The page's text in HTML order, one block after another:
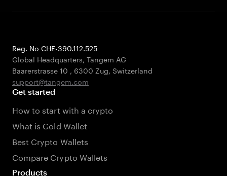
Reg. No CHE-390.112.525
Global Headquarters, Tangem AG
Baarerstrasse 10 , 6300 Zug, Switzerland
support@tangem.com
Get started
How to start with a crypto
What is Cold Wallet
Best Crypto Wallets
Compare Crypto Wallets
Products